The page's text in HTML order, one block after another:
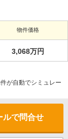
物件価格
3,068万円
が自動でシミュレー
ルで問合せ